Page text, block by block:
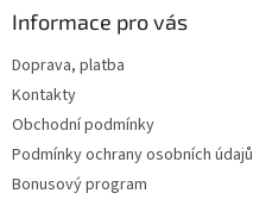
Informace pro vás
Doprava, platba
Kontakty
Obchodní podmínky
Podmínky ochrany osobních údajů
Bonusový program